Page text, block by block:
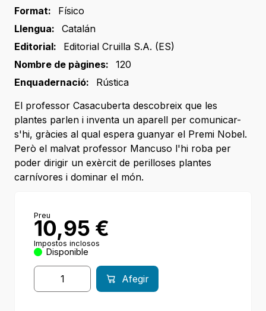
Format:
Físico
Llengua:
Catalán
Editorial:
Editorial Cruilla S.A. (ES)
Nombre de pàgines:
120
Enquadernació:
Rústica
El professor Casacuberta descobreix que les
plantes parlen i inventa un aparell per comunicar-
s'hi, gràcies al qual espera guanyar el Premi Nobel.
Però el malvat professor Mancuso l'hi roba per
poder dirigir un exèrcit de perilloses plantes
carnívores i dominar el món.
Preu
10,95 €
Impostos inclosos
Disponible
Afegir